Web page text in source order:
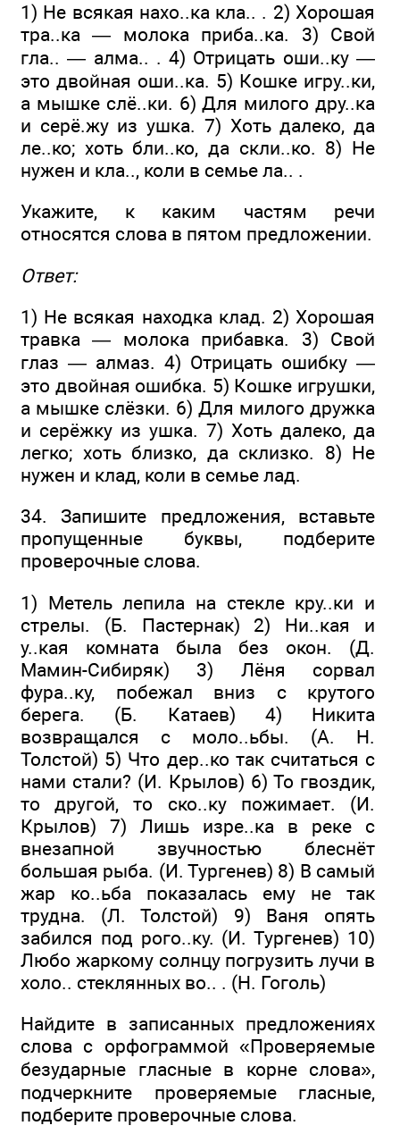
1) Не всякая нахо..ка кла.. . 2) Хорошая
тра..ка — молока приба..ка. 3) Свой
гла.. — алма.. . 4) Отрицать оши..ку —
это двойная оши..ка. 5) Кошке игру..ки,
а мышке слё..ки. 6) Для милого дру..ка
и серё.жу из ушка. 7) Хоть далеко, да
ле..ко; хоть бли..ко, да скли..ко. 8) Не
нужен и кла.., коли в семье ла.. .
Укажите, к каким частям речи
относятся слова в пятом предложении.
Ответ:
1) Не всякая находка клад. 2) Хорошая
травка — молока прибавка. 3) Свой
глаз — алмаз. 4) Отрицать ошибку —
это двойная ошибка. 5) Кошке игрушки,
а мышке слёзки. 6) Для милого дружка
и серёжку из ушка. 7) Хоть далеко, да
легко; хоть близко, да склизко. 8) Не
нужен и клад, коли в семье лад.
34. Запишите предложения, вставьте
пропущенные буквы, подберите
проверочные слова.
1) Метель лепила на стекле кру..ки и
стрелы. (Б. Пастернак) 2) Ни..кая и
у..кая комната была без окон. (Д.
Мамин-Сибиряк) 3) Лёня сорвал
фура..ку, побежал вниз с крутого
берега. (Б. Катаев) 4) Никита
возвращался с моло..ьбы. (А. Н.
Толстой) 5) Что дер..ко так считаться с
нами стали? (И. Крылов) 6) То гвоздик,
то другой, то ско..ку пожимает. (И.
Крылов) 7) Лишь изре..ка в реке с
внезапной звучностью блеснёт
большая рыба. (И. Тургенев) 8) В самый
жар ко..ьба показалась ему не так
трудна. (Л. Толстой) 9) Ваня опять
забился под рого..ку. (И. Тургенев) 10)
Любо жаркому солнцу погрузить лучи в
холо.. стеклянных во.. . (Н. Гоголь)
Найдите в записанных предложениях
слова с орфограммой «Проверяемые
безударные гласные в корне слова»,
подчеркните проверяемые гласные,
подберите проверочные слова.